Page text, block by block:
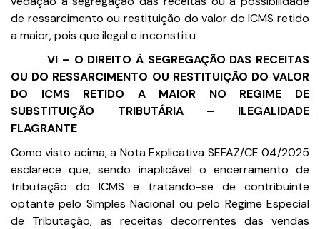
de ressarcimento ou restituição do valor do ICMS retido
a maior, pois que ilegal e inconstitu
VI – O DIREITO À SEGREGAÇÃO DAS RECEITAS
OU DO RESSARCIMENTO OU RESTITUIÇÃO DO VALOR
DO ICMS RETIDO A MAIOR NO REGIME DE
SUBSTITUIÇÃO TRIBUTÁRIA – ILEGALIDADE
FLAGRANTE
Como visto acima, a Nota Explicativa SEFAZ/CE 04/2025
esclarece que, sendo inaplicável o encerramento de
tributação do ICMS e tratando-se de contribuinte
optante pelo Simples Nacional ou pelo Regime Especial
de Tributação, as receitas decorrentes das vendas